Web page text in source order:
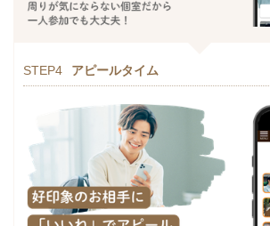
STEP4 アピールタイム